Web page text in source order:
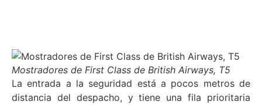
Mostradores de First Class de British Airways, T5
La entrada a la seguridad está a pocos metros de
distancia del despacho, y tiene una fila prioritaria